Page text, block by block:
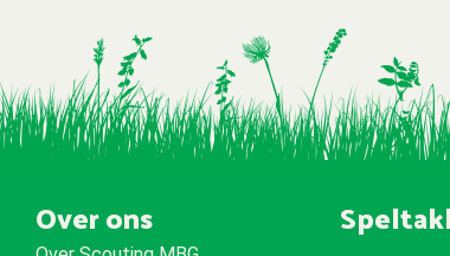
Over ons